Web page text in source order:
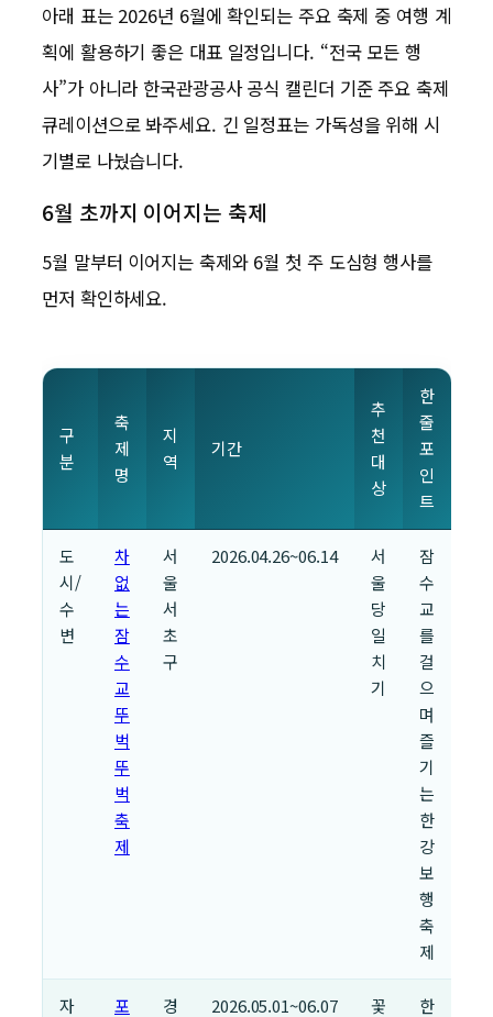
아래 표는 2026년 6월에 확인되는 주요 축제 중 여행 계
획에 활용하기 좋은 대표 일정입니다. “전국 모든 행
사”가 아니라 한국관광공사 공식 캘린더 기준 주요 축제
큐레이션으로 봐주세요. 긴 일정표는 가독성을 위해 시
기별로 나눴습니다.
6월 초까지 이어지는 축제
5월 말부터 이어지는 축제와 6월 첫 주 도심형 행사를
먼저 확인하세요.
구
분
축
제
명
지
역
기간
추
천
대
상
한
줄
포
인
트
도
시/
수
변
차
없
는
잠
수
교
뚜
벅
뚜
벅
축
제
서
울
서
초
구
2026.04.26~06.14
서
울
당
일
치
기
잠
수
교
를
걸
으
며
즐
기
는
한
강
보
행
축
제
자 포 경 2026.05.01~06.07 꽃 한